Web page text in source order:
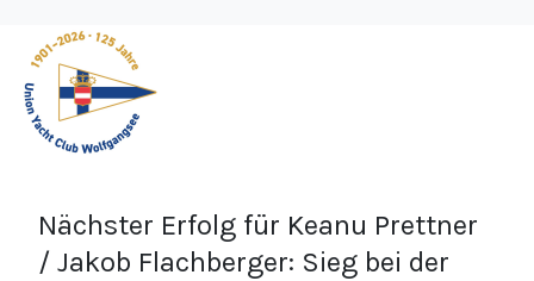
Nächster Erfolg für Keanu Prettner
/ Jakob Flachberger: Sieg bei der